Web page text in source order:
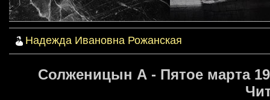
Надежда Ивановна Рожанская
Солженицын А - Пятое марта